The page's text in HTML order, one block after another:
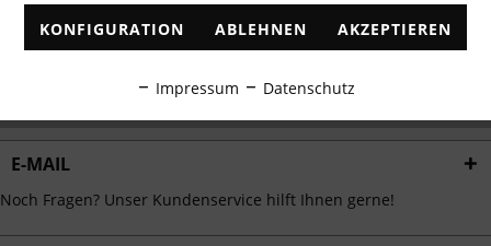
E-MAIL
Noch Fragen? Unser Kundenservice hilft Ihnen gerne!
Tracking Inaktiv
Personalisierung Inaktiv
Service
KONFIGURATION ABLEHNEN AKZEPTIEREN
Impressum Datenschutz